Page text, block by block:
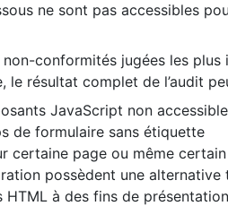
ne sont pas accessibles
conformités jugées les
le résultat complet de l’audit
JavaScript non
de formulaire sans étiquette
certaine page ou même
possèdent une alternative
HTML à des fins de